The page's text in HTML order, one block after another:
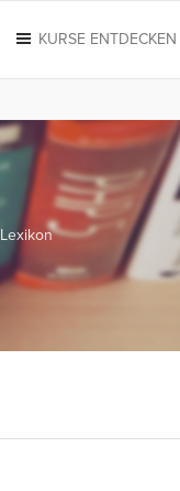
KURSE ENTDECKEN
Lexikon